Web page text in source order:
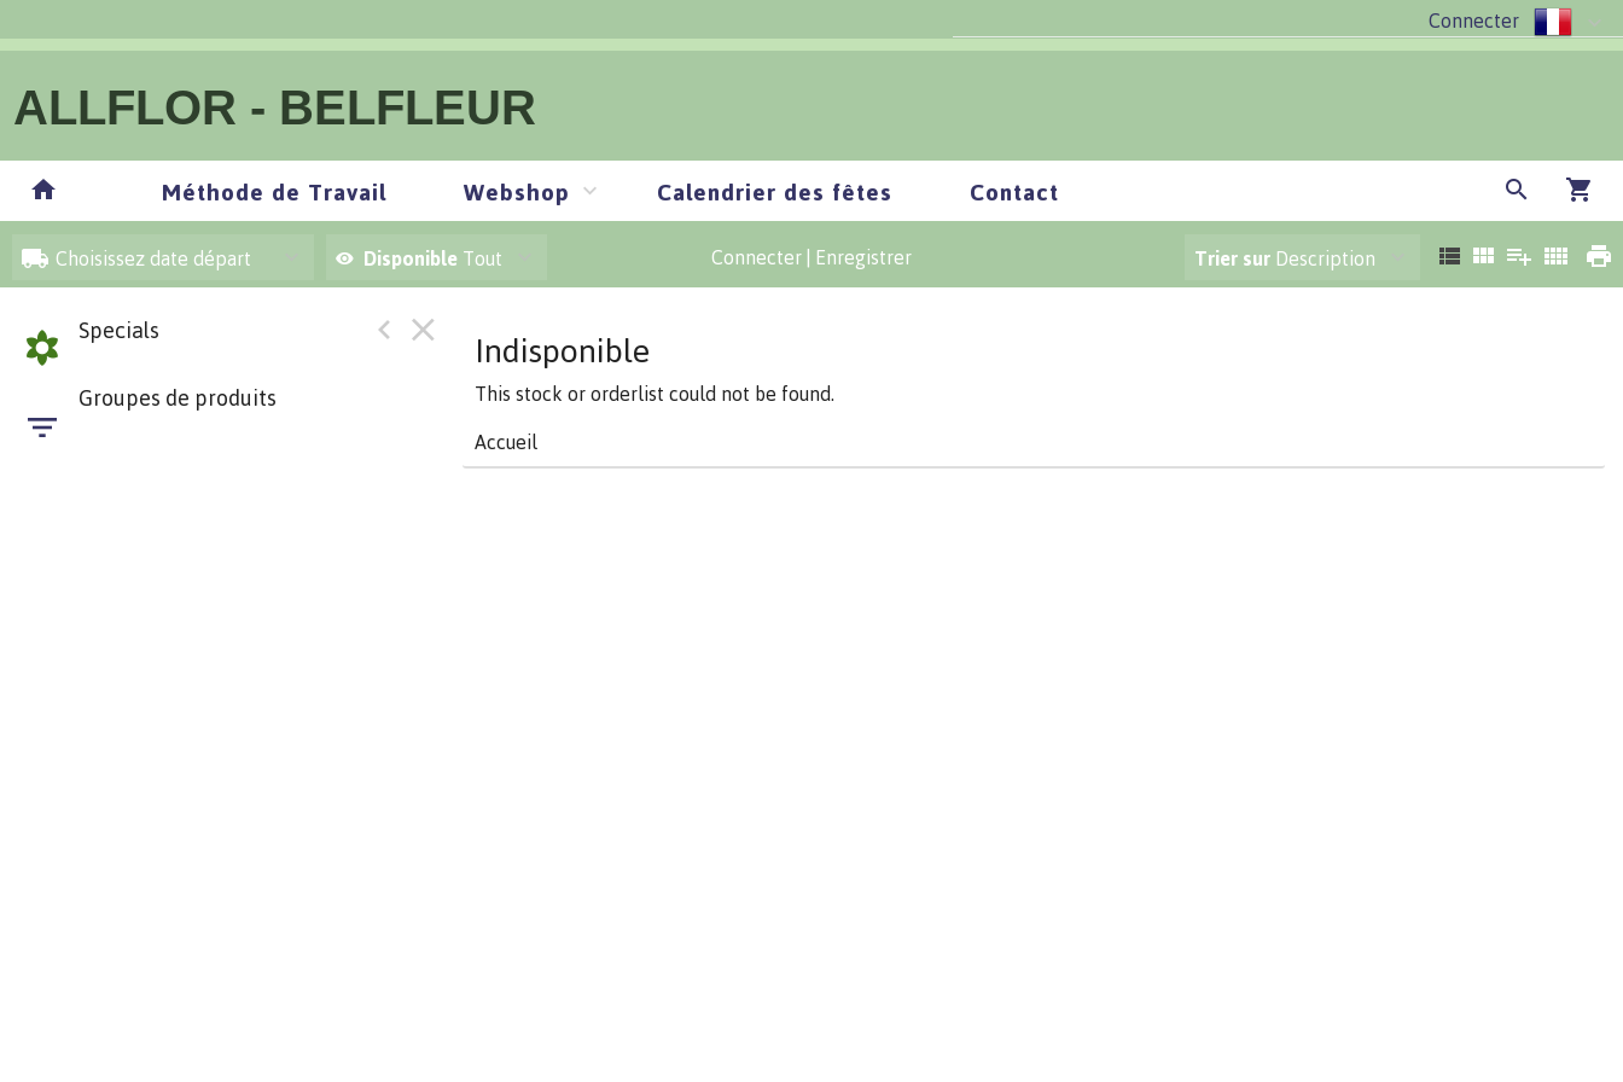
Connecter
ALLFLOR - BELFLEUR
Méthode de Travail Webshop Calendrier des fêtes Contact
Choisissez date départ Disponible Tout Connecter Enregistrer Trier sur Description
Specials
Groupes de produits
Indisponible
This stock or orderlist could not be found.
Accueil